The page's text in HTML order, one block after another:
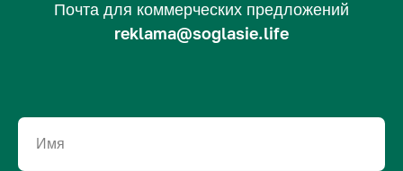
Почта для коммерческих предложений
reklama@soglasie.life
Имя